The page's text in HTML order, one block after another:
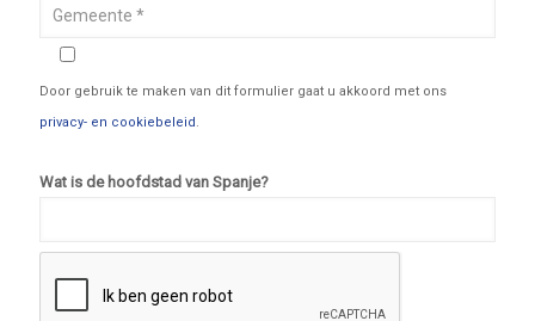
Door gebruik te maken van dit formulier gaat u akkoord met ons
privacy- en cookiebeleid.
Wat is de hoofdstad van Spanje?